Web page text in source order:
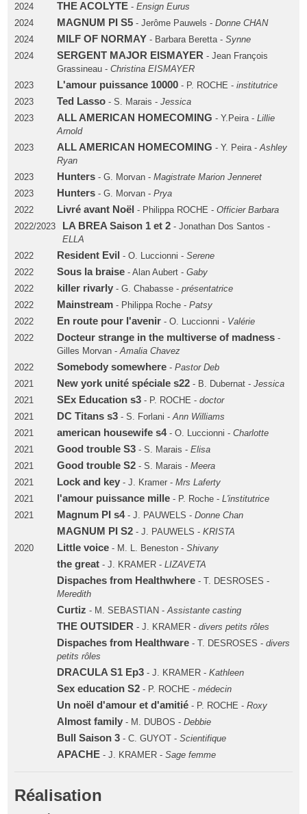
2024
THE ACOLYTE- Ensign Eurus
2024
MAGNUM PI S5- Jerôme Pauwels - Donne CHAN
2024
MILF OF NORMAY - Barbara Beretta - Synne
2024
SERGENT MAJOR EISMAYER- Jean François
Grassineau - Christina EISMAYER
2023
L'amour puissance 10000- P. ROCHE - institutrice
2023
Ted Lasso- S. Marais - Jessica
2023
ALL AMERICAN HOMECOMING - Y.Peira - Lillie
Arnold
2023
ALL AMERICAN HOMECOMING - Y. Peira -Ashley
Ryan
2023
Hunters- G. Morvan - Magistrate Marion Jenneret
2023
Hunters- G. Morvan - Prya
2022
Livré avant Noël - Philippa ROCHE - Officier Barbara
2022/2023
LA BREA Saison 1 et 2 - Jonathan Dos Santos -
ELLA
2022
Resident Evil - O. Luccionni - Serene
2022
Sous la braise- Alan Aubert - Gaby
2022
killer rivarly- G. Chabasse - présentatrice
2022
Mainstream- Philippa Roche - Patsy
2022
En route pour l'avenir- O. Luccionni - Valérie
2022
Docteur strange in the multiverse of madness-
Gilles Morvan -Amalia Chavez
2022
Somebody somewhere- Pastor Deb
2021
New york unité spéciale s22- B. Dubernat - Jessica
2021
SEx Education s3- P. ROCHE - doctor
2021
DC Titans s3- S. Forlani -Ann Williams
2021
american housewife s4- O. Luccionni - Charlotte
2021
Good trouble S3- S. Marais - Elisa
2021
Good trouble S2- S. Marais - Meera
2021
Lock and key- J. Kramer - Mrs Laferty
2021
l'amour puissance mille- P. Roche - L'institutrice
2021
Magnum PI s4- J. PAUWELS - Donne Chan
MAGNUM PI S2- J. PAUWELS - KRISTA
2020
Little voice- M. L. Beneston - Shivany
the great- J. KRAMER - LIZAVETA
Dispaches from Healthwhere- T. DESROSES -
Meredith
Curtiz - M. SEBASTIAN -Assistante casting
THE OUTSIDER- J. KRAMER - divers petits rôles
Dispaches from Healthware- T. DESROSES - divers
petits rôles
DRACULA S1 Ep3- J. KRAMER - Kathleen
Sex education S2- P. ROCHE - médecin
Un noël d'amour et d'amitié- P. ROCHE - Roxy
Almost family- M. DUBOS - Debbie
Bull Saison 3- C. GUYOT - Scientifique
APACHE- J. KRAMER - Sage femme
Réalisation